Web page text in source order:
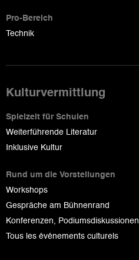
Pro-Bereich
Technik
Kulturvermittlung
Spielzeit für Schulen
Weiterführende Literatur
Inklusive Kultur
Rund um die Vorstellungen
Workshops
Gespräche am Bühnenrand
Konferenzen, Podiumsdiskussionen
Tous les événements culturels